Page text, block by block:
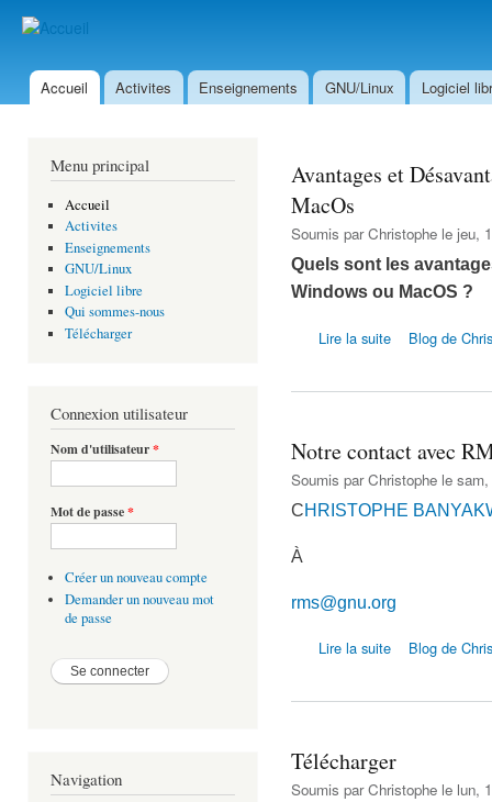
Menu principal
Accueil Activites Enseignements GNU/Linux Logiciel
Menu principal
Accueil
Activites
Enseignements
GNU/Linux
Logiciel libre
Qui sommes-nous
Télécharger
Connexion utilisateur
Nom d'utilisateur*
Mot de passe*
Créer un nouveau compte
Demander un nouveau mot
de passe
Navigation
Avantages et
MacOs
Soumis parChristophe le jeu,
Quels sont les
Windows ou MacOS ?
Lire la suite de Avantages et
Blog de
Notre contact avec
Soumis parChristophe le
CHRISTOPHE
À
rms@gnu.org
Lire la suite de Notre contact
Blog de
Télécharger
Soumis parChristophe le lun,